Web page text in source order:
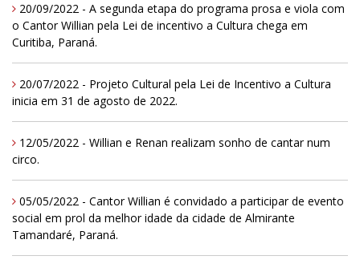
20/09/2022 - A segunda etapa do programa prosa e viola com
o Cantor Willian pela Lei de incentivo a Cultura chega em
Curitiba, Paraná.
20/07/2022 - Projeto Cultural pela Lei de Incentivo a Cultura
inicia em 31 de agosto de 2022.
12/05/2022 - Willian e Renan realizam sonho de cantar num
circo.
05/05/2022 - Cantor Willian é convidado a participar de evento
social em prol da melhor idade da cidade de Almirante
Tamandaré, Paraná.